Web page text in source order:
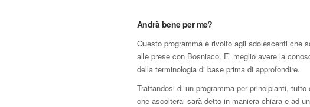
Andrà bene per me?
Questo programma è rivolto agli adolescenti che
alle prese con Bosniaco. E’ meglio avere la
della terminologia di base prima di approfondire.
Trattandosi di un programma per principianti, tutto
che ascolterai sarà detto in maniera chiara e ad